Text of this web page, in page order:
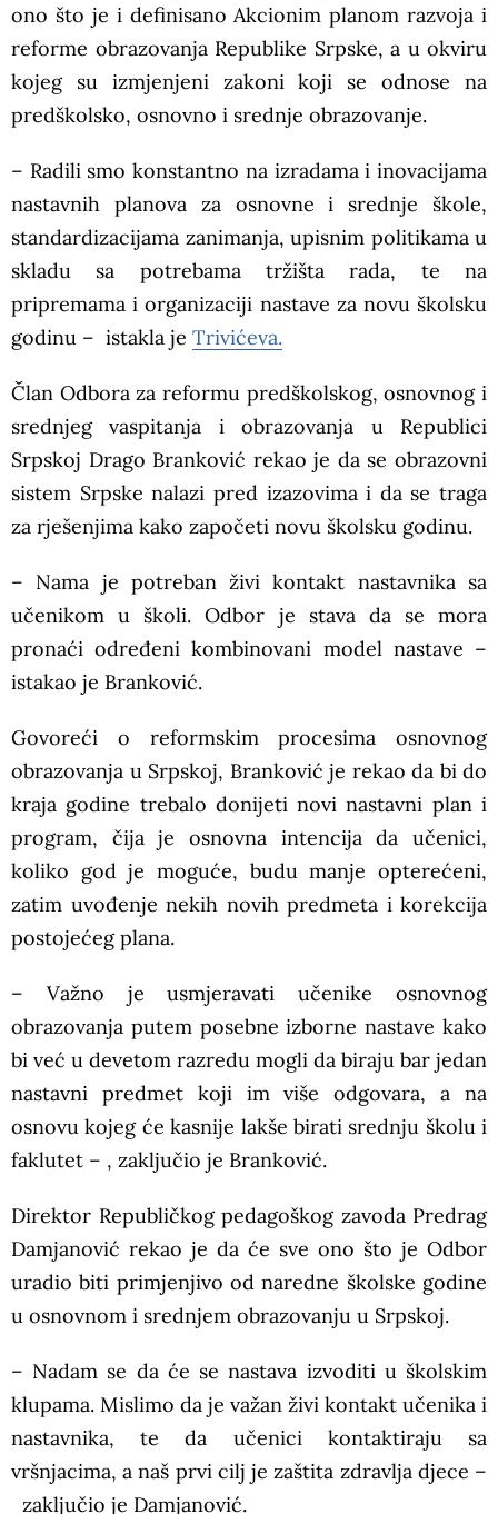
ono što je i definisano Akcionim planom razvoja i
reforme obrazovanja Republike Srpske, a u okviru
kojeg su izmjenjeni zakoni koji se odnose na
predškolsko, osnovno i srednje obrazovanje.
– Radili smo konstantno na izradama i inovacijama
nastavnih planova za osnovne i srednje škole,
standardizacijama zanimanja, upisnim politikama u
skladu sa potrebama tržišta rada, te na
pripremama i organizaciji nastave za novu školsku
godinu – istakla je Trivićeva.
Član Odbora za reformu predškolskog, osnovnog i
srednjeg vaspitanja i obrazovanja u Republici
Srpskoj Drago Branković rekao je da se obrazovni
sistem Srpske nalazi pred izazovima i da se traga
za rješenjima kako započeti novu školsku godinu.
– Nama je potreban živi kontakt nastavnika sa
učenikom u školi. Odbor je stava da se mora
pronaći određeni kombinovani model nastave –
istakao je Branković.
Govoreći o reformskim procesima osnovnog
obrazovanja u Srpskoj, Branković je rekao da bi do
kraja godine trebalo donijeti novi nastavni plan i
program, čija je osnovna intencija da učenici,
koliko god je moguće, budu manje opterećeni,
zatim uvođenje nekih novih predmeta i korekcija
postojećeg plana.
– Važno je usmjeravati učenike osnovnog
obrazovanja putem posebne izborne nastave kako
bi već u devetom razredu mogli da biraju bar jedan
nastavni predmet koji im više odgovara, a na
osnovu kojeg će kasnije lakše birati srednju školu i
faklutet – , zaključio je Branković.
Direktor Republičkog pedagoškog zavoda Predrag
Damjanović rekao je da će sve ono što je Odbor
uradio biti primjenjivo od naredne školske godine
u osnovnom i srednjem obrazovanju u Srpskoj.
– Nadam se da će se nastava izvoditi u školskim
klupama. Mislimo da je važan živi kontakt učenika i
nastavnika, te da učenici kontaktiraju sa
vršnjacima, a naš prvi cilj je zaštita zdravlja djece –
zaključio je Damjanović.